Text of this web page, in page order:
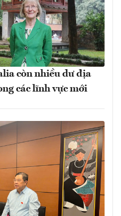
còn nhiều dư địa
các lĩnh vực mới